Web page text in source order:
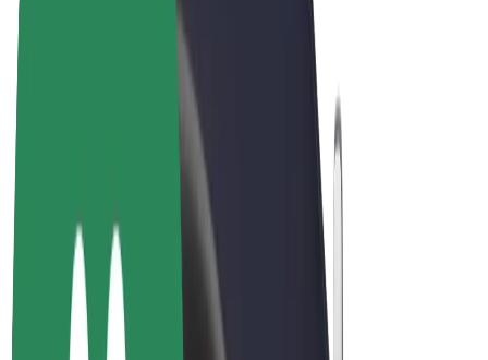
Bolt Plus
Colabora con Bolt
Conductores